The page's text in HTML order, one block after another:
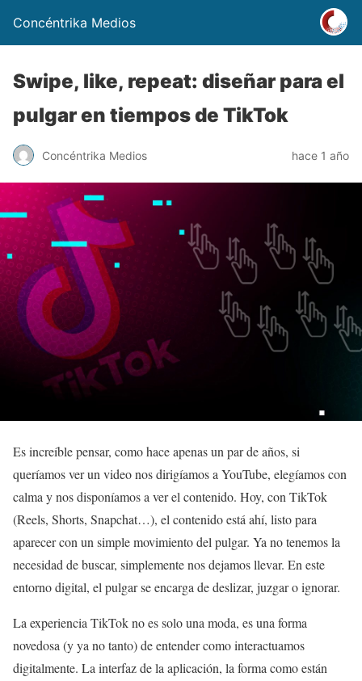
Concéntrika Medios
Swipe, like, repeat: diseñar para el
pulgar en tiempos de TikTok
Concéntrika Medios hace 1 año
Es increíble pensar, como hace apenas un par de años, si
queríamos ver un video nos dirigíamos a YouTube, elegíamos con
calma y nos disponíamos a ver el contenido. Hoy, con TikTok
(Reels, Shorts, Snapchat…), el contenido está ahí, listo para
aparecer con un simple movimiento del pulgar. Ya no tenemos la
necesidad de buscar, simplemente nos dejamos llevar. En este
entorno digital, el pulgar se encarga de deslizar, juzgar o ignorar.
La experiencia TikTok no es solo una moda, es una forma
novedosa (y ya no tanto) de entender como interactuamos
digitalmente. La interfaz de la aplicación, la forma como están